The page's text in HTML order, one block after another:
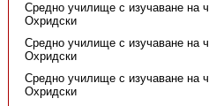
Средно училище с изучаване на
Охридски
Средно училище с изучаване на
Охридски
Средно училище с изучаване на
Охридски